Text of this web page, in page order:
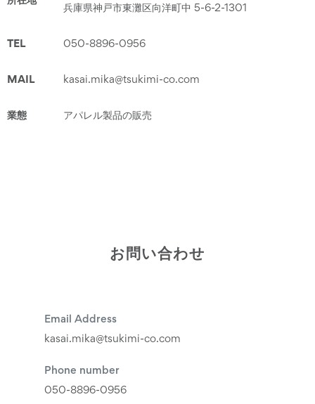
兵庫県神戸市東灘区向洋町中 5-6-2-1301
TEL 050-8896-0956
MAIL kasai.mika@tsukimi-co.com
業態 アパレル製品の販売
お問い合わせ
Email Address
kasai.mika@tsukimi-co.com
Phone number
050-8896-0956